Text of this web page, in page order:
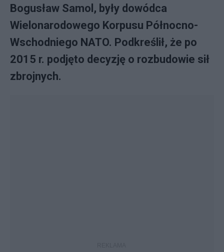
Bogusław Samol, były dowódca
Wielonarodowego Korpusu Północno-
Wschodniego NATO. Podkreślił, że po
2015 r. podjęto decyzję o rozbudowie sił
zbrojnych.